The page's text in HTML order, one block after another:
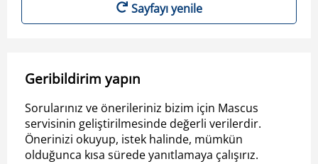
Sayfayı yenile
Geribildirim yapın
Sorularınız ve önerileriniz bizim için Mascus
servisinin geliştirilmesinde değerli verilerdir.
Önerinizi okuyup, istek halinde, mümkün
olduğunca kısa sürede yanıtlamaya çalışırız.